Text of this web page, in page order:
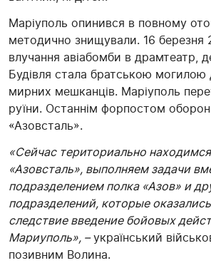
Маріуполь опинився в повному
методично знищували. 16 березня
влучання авіабомби в драмтеатр,
Будівля стала братською могилою
мирних мешканців. Маріуполь
руїни. Останнім форпостом
«Азовсталь».
«Сейчас териториально
«Азовсталь», выполняем задачи
подразделением полка «Азов» и
подразделений, которые
следствие введение бойовых
Мариуполь», –український
позивним Волина.